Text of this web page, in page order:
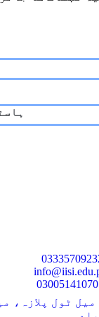
🏨
03005141070
وادی علم، نزد 17 میل ٹول